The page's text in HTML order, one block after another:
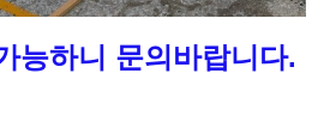
능하니 문의바랍니다.